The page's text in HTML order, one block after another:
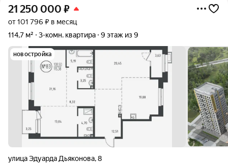
21 250 000 ₽
от 101 796 ₽ в месяц
114,7 м²
3-комн. квартира 9 этаж из 9
новостройка
улица Эдуарда Дьяконова,8